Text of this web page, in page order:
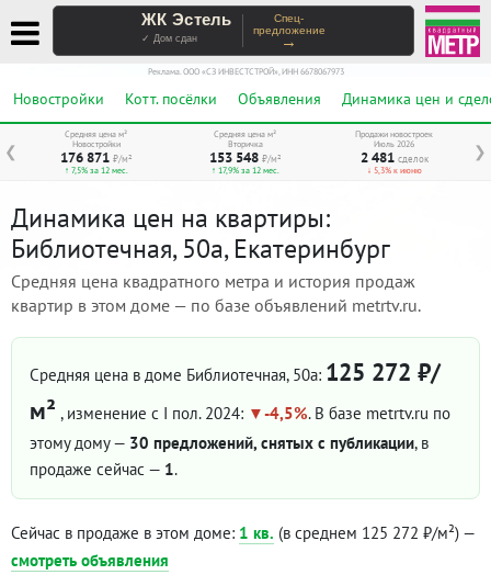
ЖК Эстель
✓ Дом сдан
Спец-
предложение
→
Реклама. ООО «СЗ ИНВЕСТСТРОЙ», ИНН 6678067973
Новостройки Котт. посёлки Объявления Динамика цен и
❮ ❯
Средняя цена м²
Новостройки
176 871 ₽/м²
↑ 7,5% за 12 мес.
Средняя цена м²
Вторичка
153 548 ₽/м²
↑ 17,9% за 12 мес.
Продажи новостроек
Июль 2026
2 481 сделок
↓ 5,3% к июню
Динамика цен на квартиры:
Библиотечная, 50а, Екатеринбург
Средняя цена квадратного метра и история продаж
квартир в этом доме — по базе объявлений metrtv.ru.
Средняя цена в доме Библиотечная, 50а: 125 272 ₽/
м² , изменение с I пол. 2024: -4,5%. В базе metrtv.ru по
этому дому — 30 предложений, снятых с публикации, в
продаже сейчас — 1.
Сейчас в продаже в этом доме: 1 кв. (в среднем 125 272 ₽/м²) —
смотреть объявления